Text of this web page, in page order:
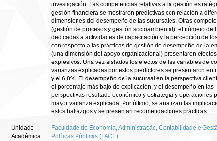
investigación. Las competencias relativas a la gestión
gestión financiera se mostraron predictivas con relación a
dimensiones del desempeño de las sucursales. Otras
(gestión de procesos y gestión socioambiental), el número de
dedicadas a actividades de capacitación y la percepción de
con respecto a las prácticas de gestión de desempeño de la
(una dimensión del apoyo organizacional) presentaron
expresivos. Una vez aislados los efectos de las variables de
varianzas explicadas por estos predictores se presentaron
y el 6,8%. El desempeño de la sucursal en la perspectiva
el porcentaje más bajo de explicación, y el desempeño en las
perspectivas resultado económico y estrategia y operaciones
mayor varianza explicada. Por último, se analizan las
estos hallazgos y se presentan recomendaciones prácticas.
Unidade
Acadêmica:
Faculdade de Economia, Administração, Contabilidade e
Políticas Públicas (FACE)